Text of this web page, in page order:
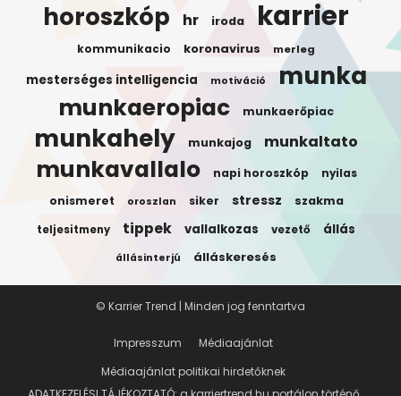
horoszkóp hr iroda karrier
kommunikacio koronavirus merleg
mesterséges intelligencia motiváció munka
munkaeropiac munkaerőpiac
munkahely munkajog munkaltato
munkavallalo napi horoszkóp nyilas
onismeret oroszlan siker stressz szakma
teljesitmeny tippek vallalkozas vezető állás
állásinterjú álláskeresés
Impresszum
Médiaajánlat
Médiaajánlat politikai hirdetőknek
© Karrier Trend | Minden jog fenntartva